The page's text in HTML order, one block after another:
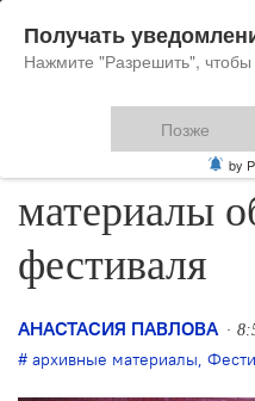
материалы
фестиваля
АНАСТАСИЯ ПАВЛОВА
архивные материалы,
Получать
Нажмите "Разрешить", чтобы
Позже
by